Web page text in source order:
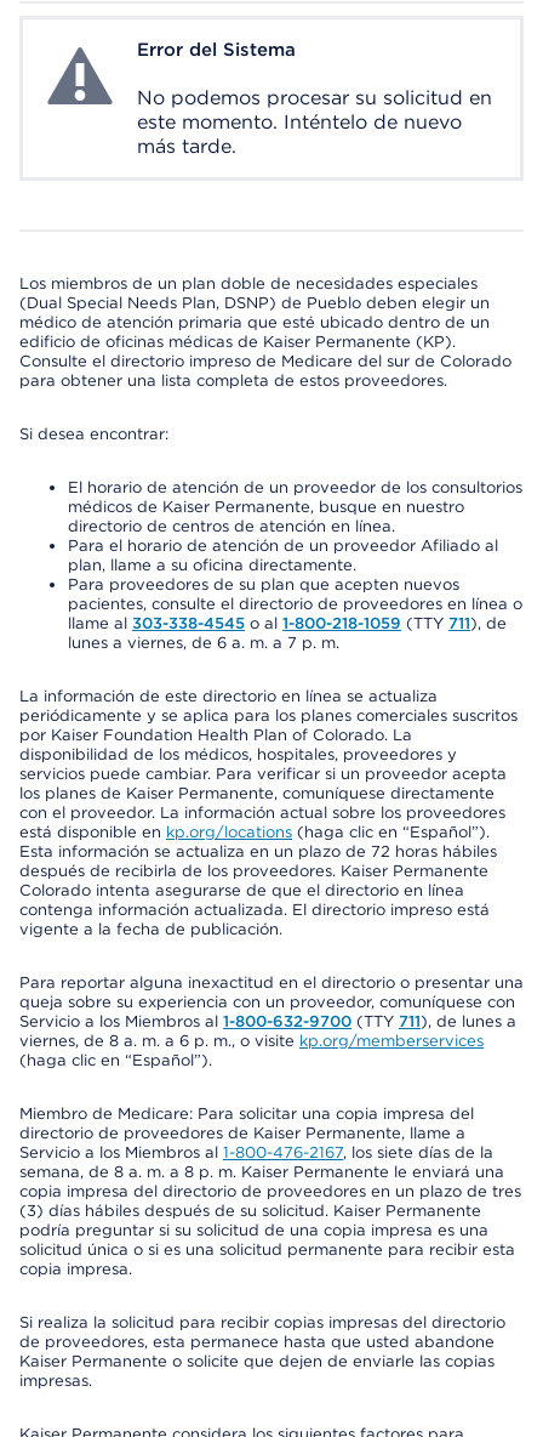
System ErrorError del Sistema
No podemos procesar su solicitud en
este momento. Inténtelo de nuevo
más tarde.
Los miembros de un plan doble de necesidades especiales
(Dual Special Needs Plan, DSNP) de Pueblo deben elegir un
médico de atención primaria que esté ubicado dentro de un
edificio de oficinas médicas de Kaiser Permanente (KP).
Consulte el directorio impreso de Medicare del sur de Colorado
para obtener una lista completa de estos proveedores.
Si desea encontrar:
El horario de atención de un proveedor de los consultorios
médicos de Kaiser Permanente, busque en nuestro
directorio de centros de atención en línea.
Para el horario de atención de un proveedor Afiliado al
plan, llame a su oficina directamente.
Para proveedores de su plan que acepten nuevos
pacientes, consulte el directorio de proveedores en línea o
llame al 303-338-4545 o al 1-800-218-1059 (TTY 711), de
lunes a viernes, de 6 a. m. a 7 p. m.
La información de este directorio en línea se actualiza
periódicamente y se aplica para los planes comerciales suscritos
por Kaiser Foundation Health Plan of Colorado. La
disponibilidad de los médicos, hospitales, proveedores y
servicios puede cambiar. Para verificar si un proveedor acepta
los planes de Kaiser Permanente, comuníquese directamente
con el proveedor. La información actual sobre los proveedores
está disponible en kp.org/locations (haga clic en “Español”).
Esta información se actualiza en un plazo de 72 horas hábiles
después de recibirla de los proveedores. Kaiser Permanente
Colorado intenta asegurarse de que el directorio en línea
contenga información actualizada. El directorio impreso está
vigente a la fecha de publicación.
Para reportar alguna inexactitud en el directorio o presentar una
queja sobre su experiencia con un proveedor, comuníquese con
Servicio a los Miembros al 1-800-632-9700 (TTY 711), de lunes a
viernes, de 8 a. m. a 6 p. m., o visite kp.org/memberservices
(haga clic en “Español”).
Miembro de Medicare: Para solicitar una copia impresa del
directorio de proveedores de Kaiser Permanente, llame a
Servicio a los Miembros al 1-800-476-2167, los siete días de la
semana, de 8 a. m. a 8 p. m. Kaiser Permanente le enviará una
copia impresa del directorio de proveedores en un plazo de tres
(3) días hábiles después de su solicitud. Kaiser Permanente
podría preguntar si su solicitud de una copia impresa es una
solicitud única o si es una solicitud permanente para recibir esta
copia impresa.
Si realiza la solicitud para recibir copias impresas del directorio
de proveedores, esta permanece hasta que usted abandone
Kaiser Permanente o solicite que dejen de enviarle las copias
impresas.